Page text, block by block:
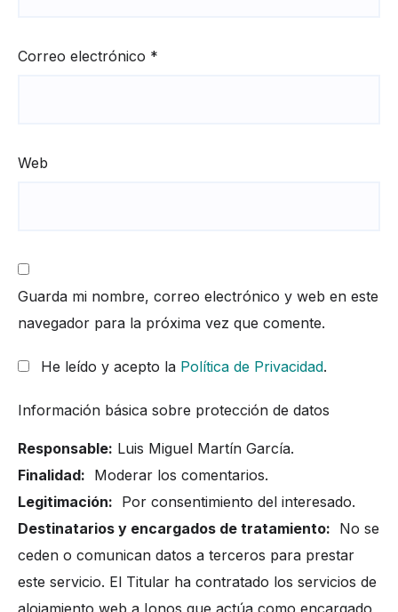
Correo electrónico *
Web
Guarda mi nombre, correo electrónico y web en este
navegador para la próxima vez que comente.
He leído y acepto la Política de Privacidad.
Información básica sobre protección de datos
Responsable: Luis Miguel Martín García.
Finalidad: Moderar los comentarios.
Legitimación: Por consentimiento del interesado.
Destinatarios y encargados de tratamiento: No se
ceden o comunican datos a terceros para prestar
este servicio. El Titular ha contratado los servicios de